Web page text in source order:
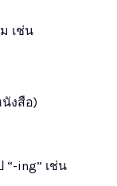
เช่น
งสือ)
“-ing” เช่น